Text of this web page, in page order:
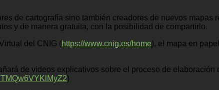
de cartografía sino también creadores de nuevos
y de manera gratuita, con la posibilidad de compartirlo.
del CNIG (https://www.cnig.es/home), el mapa en
de videos explicativos sobre el proceso de elaboración
)